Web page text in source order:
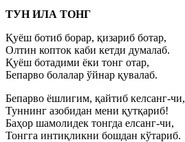
ТУН ИЛА ТОНГ
Қуёш ботиб борар, қизариб ботар,
Олтин копток каби кетди думалаб.
Қуёш ботадими ёки тонг отар,
Бепарво болалар ўйнар қувалаб.
Бепарво ёшлигим, қайтиб келсанг-чи,
Туннинг азобидан мени қутқариб!
Баҳор шамолидек тонгда елсанг-чи,
Тонгга интиқликни бошдан кўтариб.